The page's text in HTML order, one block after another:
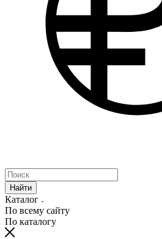
Найти
Каталог
По всему сайту
По каталогу